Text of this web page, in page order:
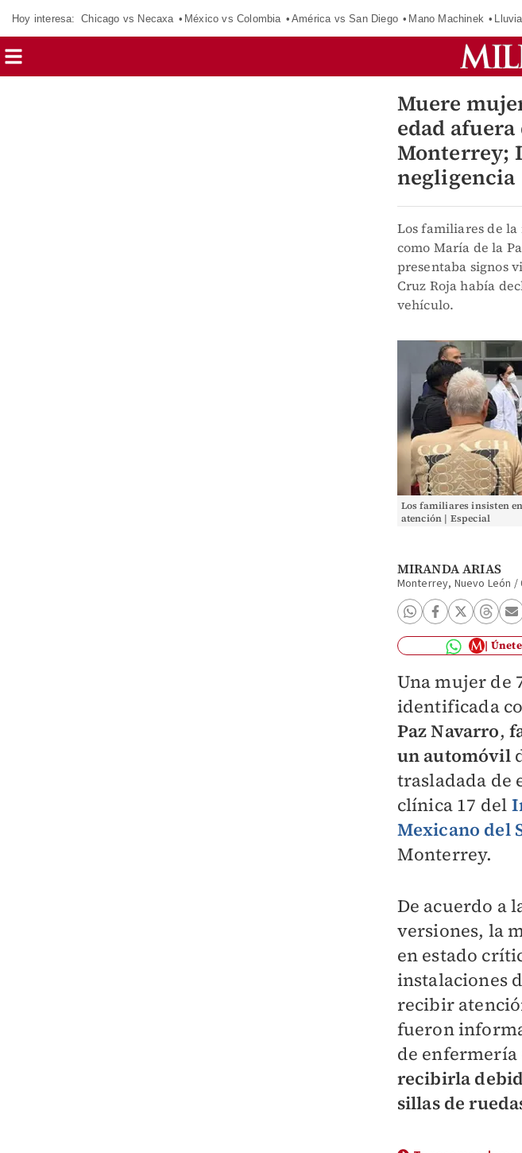
Hoy interesa: Chicago vs Necaxa México vs Colombia América vs San Diego Mano Machinek
Muere
edad
Monterrey;
negligencia
Los familiares de
como María de la
presentaba signos
Cruz Roja había
vehículo.
Los familiares insisten
atención | Especial
MIRANDA ARIAS
Monterrey, Nuevo León /
Una mujer de
identificada
Paz Navarro,
un automóvil
trasladada de
clínica 17 del
Mexicano del
Monterrey.
De acuerdo a
versiones, la
en estado
instalaciones
recibir
fueron
de
recibirla
sillas de